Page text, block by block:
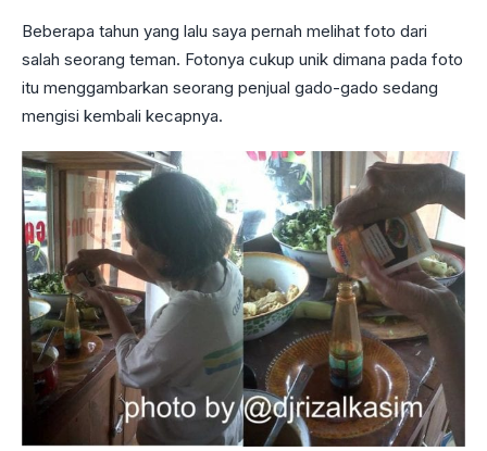
Beberapa tahun yang lalu saya pernah melihat foto dari
salah seorang teman. Fotonya cukup unik dimana pada foto
itu menggambarkan seorang penjual gado-gado sedang
mengisi kembali kecapnya.